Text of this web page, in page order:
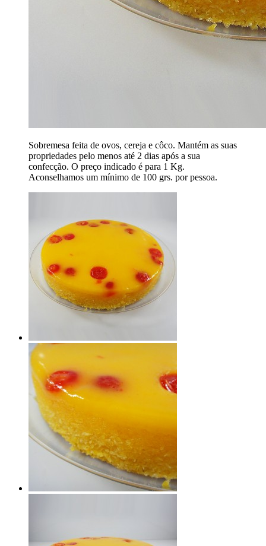
Sobremesa feita de ovos, cereja e côco. Mantém as suas
propriedades pelo menos até 2 dias após a sua
confecção. O preço indicado é para 1 Kg.
Aconselhamos um mínimo de 100 grs. por pessoa.